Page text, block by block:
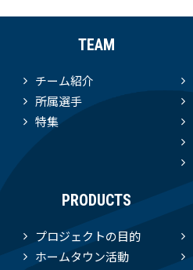
ブ
TEAM
チーム紹介
所属選手
特集
PRODUCTS
プロジェクトの目的
ホームタウン活動